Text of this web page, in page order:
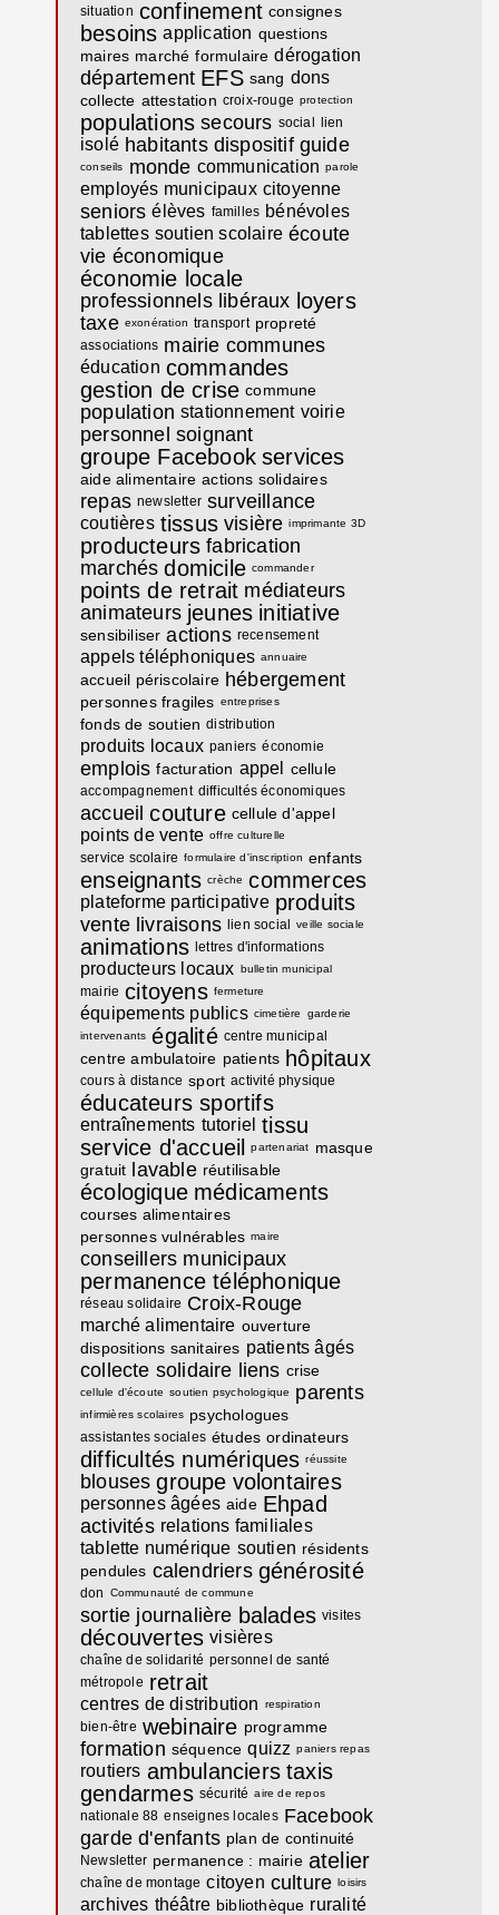
situation confinement consignes
besoins application questions
maires marché formulaire dérogation
département EFS sang dons
collecte attestation croix-rouge protection
populations secours social lien
isolé habitants dispositif guide
conseils monde communication parole
employés municipaux citoyenne
seniors élèves familles bénévoles
tablettes soutien scolaire écoute
vie économique
économie locale
professionnels libéraux loyers
taxe exonération transport propreté
associations mairie communes
éducation commandes
gestion de crise commune
population stationnement voirie
personnel soignant
groupe Facebook services
aide alimentaire actions solidaires
repas newsletter surveillance
coutières tissus visière imprimante 3D
producteurs fabrication
marchés domicile commander
points de retrait médiateurs
animateurs jeunes initiative
sensibiliser actions recensement
appels téléphoniques annuaire
accueil périscolaire hébergement
personnes fragiles entreprises
fonds de soutien distribution
produits locaux paniers économie
emplois facturation appel cellule
accompagnement difficultés économiques
accueil couture cellule d'appel
points de vente offre culturelle
service scolaire formulaire d'inscription enfants
enseignants crèche commerces
plateforme participative produits
vente livraisons lien social veille sociale
animations lettres d'informations
producteurs locaux bulletin municipal
mairie citoyens fermeture
équipements publics cimetière
garderie
intervenants égalité centre municipal
centre ambulatoire patients hôpitaux
cours à distance sport activité physique
éducateurs sportifs
entraînements tutoriel tissu
service d'accueil
partenariat
masque
gratuit lavable réutilisable
écologique médicaments
courses alimentaires
personnes vulnérables maire
conseillers municipaux
permanence téléphonique
réseau solidaire Croix-Rouge
marché alimentaire ouverture
dispositions sanitaires patients âgés
collecte solidaire liens crise
cellule d'écoute soutien psychologique parents
infirmières scolaires psychologues
assistantes sociales études ordinateurs
difficultés numériques réussite
blouses groupe volontaires
personnes âgées aide Ehpad
activités relations familiales
tablette numérique soutien résidents
pendules calendriers générosité
don Communauté de commune
sortie journalière balades visites
découvertes visières
chaîne de solidarité personnel de santé
métropole retrait
centres de distribution respiration
bien-être webinaire programme
formation séquence quizz paniers repas
routiers ambulanciers taxis
gendarmes sécurité aire de repos
nationale 88 enseignes locales Facebook
garde d'enfants plan de continuité
Newsletter permanence : mairie atelier
chaîne de montage citoyen culture loisirs
archives théâtre bibliothèque ruralité